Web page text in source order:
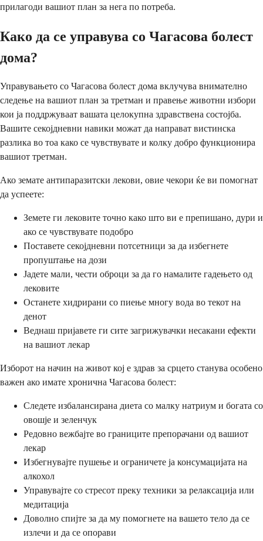
прилагоди вашиот план за нега по потреба.
Како да се управува со Чагасова болест
дома?
Управувањето со Чагасова болест дома вклучува внимателно
следење на вашиот план за третман и правење животни избори
кои ја поддржуваат вашата целокупна здравствена состојба.
Вашите секојдневни навики можат да направат вистинска
разлика во тоа како се чувствувате и колку добро функционира
вашиот третман.
Ако земате антипаразитски лекови, овие чекори ќе ви помогнат
да успеете:
Земете ги лековите точно како што ви е препишано, дури и
ако се чувствувате подобро
Поставете секојдневни потсетници за да избегнете
пропуштање на дози
Јадете мали, чести оброци за да го намалите гадењето од
лековите
Останете хидрирани со пиење многу вода во текот на
денот
Веднаш пријавете ги сите загрижувачки несакани ефекти
на вашиот лекар
Изборот на начин на живот кој е здрав за срцето станува особено
важен ако имате хронична Чагасова болест:
Следете избалансирана диета со малку натриум и богата со
овошје и зеленчук
Редовно вежбајте во границите препорачани од вашиот
лекар
Избегнувајте пушење и ограничете ја консумацијата на
алкохол
Управувајте со стресот преку техники за релаксација или
медитација
Доволно спијте за да му помогнете на вашето тело да се
излечи и да се опорави